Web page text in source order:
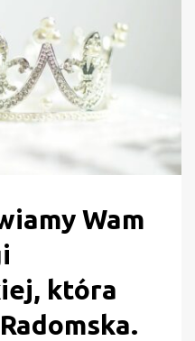
Wam
która